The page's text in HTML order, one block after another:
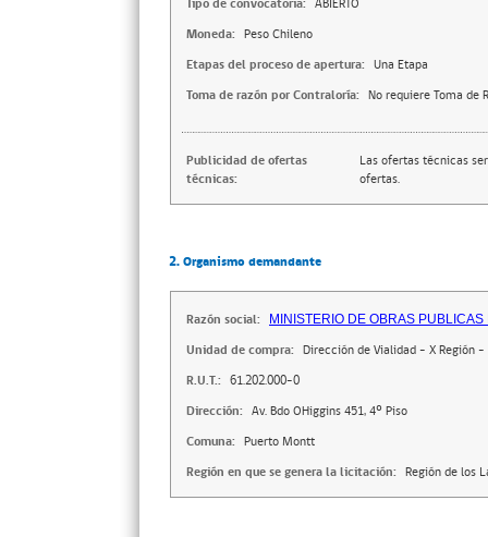
Tipo de convocatoria: ABIERTO
Moneda: Peso Chileno
Etapas del proceso de apertura: Una Etapa
Toma de razón por Contraloría: No requiere Toma de
Publicidad de ofertas
técnicas:
Las ofertas técnicas
ofertas.
2. Organismo demandante
Razón social: MINISTERIO DE OBRAS
Unidad de compra: Dirección de Vialidad - X Región
R.U.T.: 61.202.000-0
Dirección: Av. Bdo OHiggins 451, 4º Piso
Comuna: Puerto Montt
Región en que se genera la licitación: Región de los